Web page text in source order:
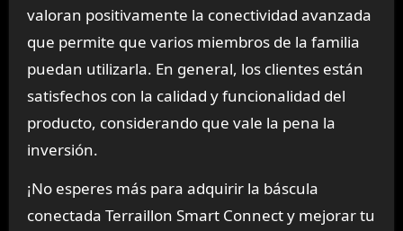
valoran positivamente la conectividad avanzada
que permite que varios miembros de la familia
puedan utilizarla. En general, los clientes están
satisfechos con la calidad y funcionalidad del
producto, considerando que vale la pena la
inversión.
¡No esperes más para adquirir la báscula
conectada Terraillon Smart Connect y mejorar tu